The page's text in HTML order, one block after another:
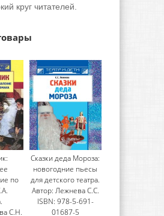
круг читателей.
по
С.Н.
Сказки деда Мороза:
новогодние пьесы
для детского театра.
Автор: Лежнева С.С.
ISBN: 978-5-691-
01687-5